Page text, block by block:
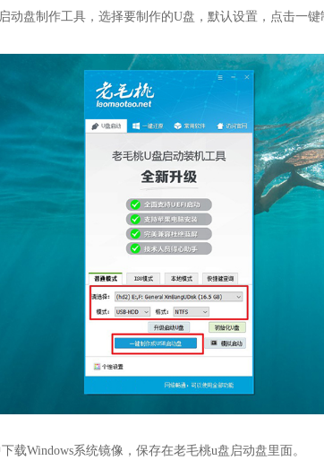
动盘制作工具，选择要制作的U盘，默认设置，点击一键
载Windows系统镜像，保存在老毛桃u盘启动盘里面。